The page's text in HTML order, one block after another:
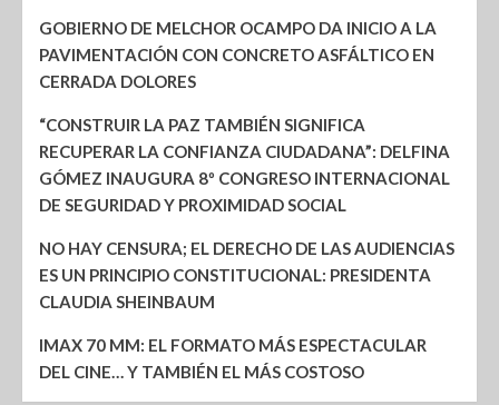
GOBIERNO DE MELCHOR OCAMPO DA INICIO A LA
PAVIMENTACIÓN CON CONCRETO ASFÁLTICO EN
CERRADA DOLORES
“CONSTRUIR LA PAZ TAMBIÉN SIGNIFICA
RECUPERAR LA CONFIANZA CIUDADANA”: DELFINA
GÓMEZ INAUGURA 8º CONGRESO INTERNACIONAL
DE SEGURIDAD Y PROXIMIDAD SOCIAL
NO HAY CENSURA; EL DERECHO DE LAS AUDIENCIAS
ES UN PRINCIPIO CONSTITUCIONAL: PRESIDENTA
CLAUDIA SHEINBAUM
IMAX 70 MM: EL FORMATO MÁS ESPECTACULAR
DEL CINE… Y TAMBIÉN EL MÁS COSTOSO